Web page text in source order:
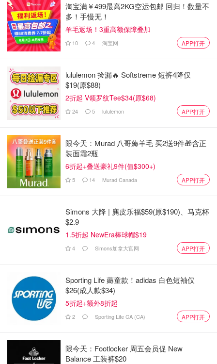
淘宝满￥499最高2KG空运包邮 回归！数量不
多！手慢无！
羊毛返场！3重高额保障叠加
10 4 淘宝网 APP打开
lululemon 捡漏🔥 Softstreme 短裤4降仅
$19(原$88)
2折起 V领罗纹Tee$34(原$68)
24 5 lululemon APP打开
限今天：Murad 八哥薅羊毛 买2送9件🎁含正
装面霜2瓶
6折起+叠送豪礼9件(值$300+)
5 14 Murad Canada APP打开
Simons 大降 | 麂皮乐福$59(原$190)、马克杯
$2.9
1.5折起 NewEra棒球帽$19
4 Simons加拿大官网 APP打开
Sporting Life 薅童款！adidas 白色短袖仅
$26(成人款$34)
5折起+额外8折起
2 Sporting Life CA (CA) APP打开
限今天：Footlocker 周五会员促 New
Balance 工装裤$20